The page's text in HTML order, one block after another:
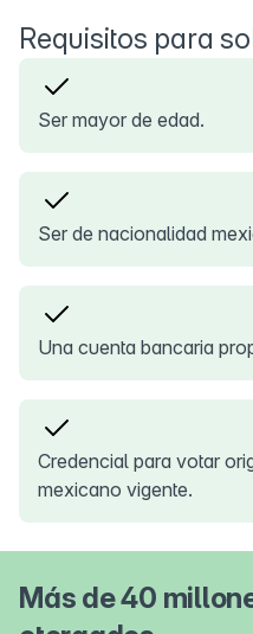
Requisitos para
Ser mayor de edad.
Ser de nacionalidad
Una cuenta bancaria
Credencial para votar
mexicano vigente.
Más de 40